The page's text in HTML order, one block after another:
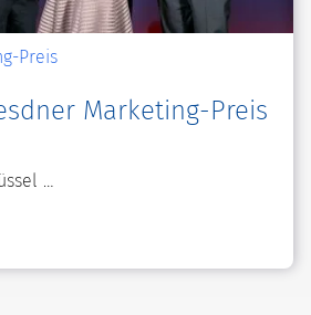
Preis
Marketing-Preis